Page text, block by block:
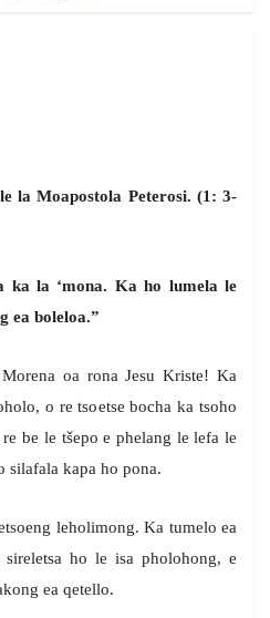
la Moapostola Peterosi. (1: 3-
ka la ‘mona. Ka ho lumela le
ea boleloa.”
oa rona Jesu Kriste! Ka
o re tsoetse bocha ka tsoho
be le tšepo e phelang le lefa le
silafala kapa ho pona.
leholimong. Ka tumelo ea
ho le isa pholohong, e
ea qetello.